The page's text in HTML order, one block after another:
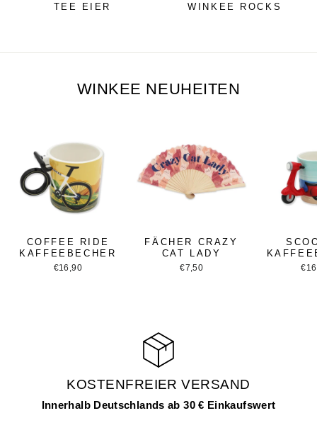
TEE EIER WINKEE ROCKS
WINKEE NEUHEITEN
COFFEE RIDE
KAFFEEBECHER
€16,90
FÄCHER CRAZY
CAT LADY
€7,50
KOSTENFREIER VERSAND
Innerhalb Deutschlands ab 30 € Einkaufswert